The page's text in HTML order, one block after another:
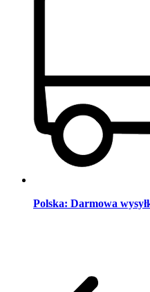
Polska: Darmowa